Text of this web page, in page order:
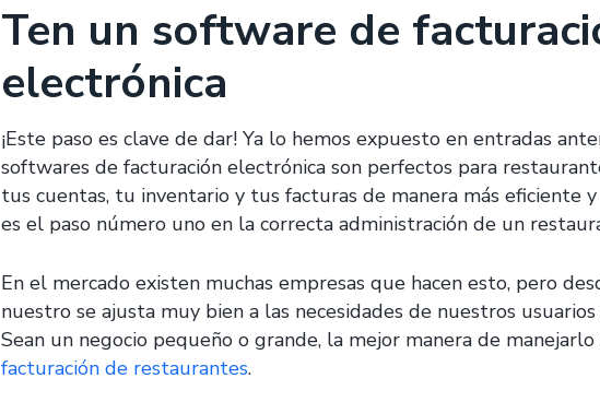
Ten un software de
electrónica
¡Este paso es clave de dar! Ya lo hemos expuesto en entradas
softwares de facturación electrónica son perfectos para
tus cuentas, tu inventario y tus facturas de manera más eficiente
es el paso número uno en la correcta administración de un
En el mercado existen muchas empresas que hacen esto, pero
nuestro se ajusta muy bien a las necesidades de nuestros
Sean un negocio pequeño o grande, la mejor manera de manejarlo
facturación de restaurantes.